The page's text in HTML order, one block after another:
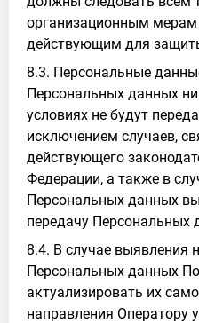
организационным мерам
действующим для
8.3. Персональные
Персональных данных
условиях не будут
исключением случаев,
действующего
Федерации, а также в
Персональных данных
передачу Персональных
8.4. В случае выявления
Персональных данных
актуализировать их
направления Оператору